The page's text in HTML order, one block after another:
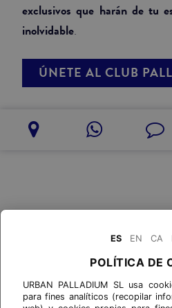
exclusivos que harán de tu
inolvidable.
ÚNETE AL CLUB
ES EN CA
POLÍTICA DE
URBAN PALLADIUM SL usa
para fines analíticos (recopilar